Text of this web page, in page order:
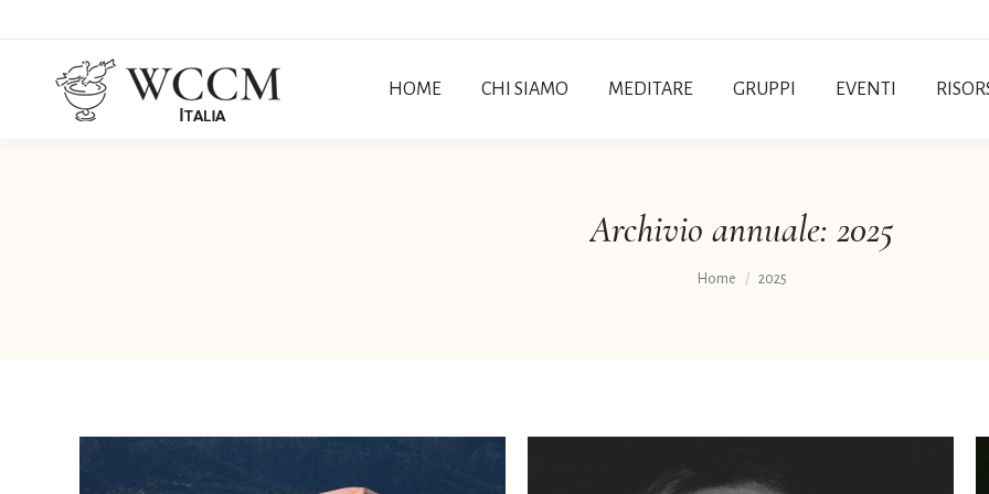
HOME CHI SIAMO MEDITARE GRUPPI EVENTI
Archivio annuale: 2025
Tu sei qui:
Home 2025